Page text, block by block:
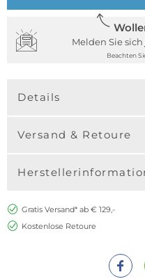
Melden Sie sich
Beachten
Details
Versand & Retoure
Gratis Versand* ab € 129,-
Kostenlose Retoure